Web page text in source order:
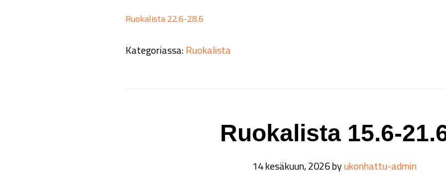
Ruokalista 22.6-28.6
Kategoriassa: Ruokalista
Ruokalista 15.6-
14 kesäkuun, 2026byukonhattu-admin